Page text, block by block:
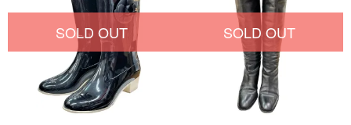
SOLD OUT SOLD OUT